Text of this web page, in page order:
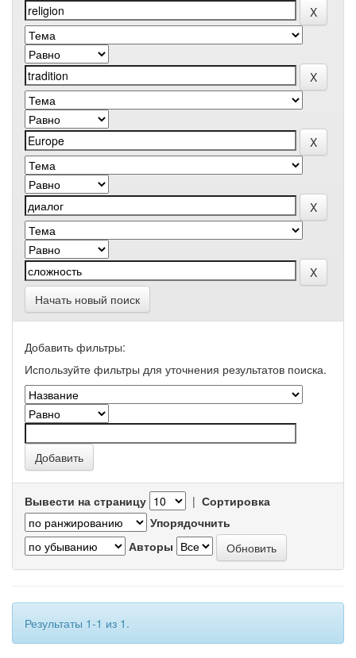
Начать новый поиск
Добавить фильтры:
Используйте фильтры для уточнения результатов поиска.
Вывести на страницу | Сортировка
Упорядочнить
Авторы
Результаты 1-1 из 1.